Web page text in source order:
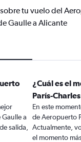
tu vuelo del
Gaulle a Alicante
a
salida,
¿Cuál es el
París-
En este
de Aeropuerto
Actualmente,
el momento